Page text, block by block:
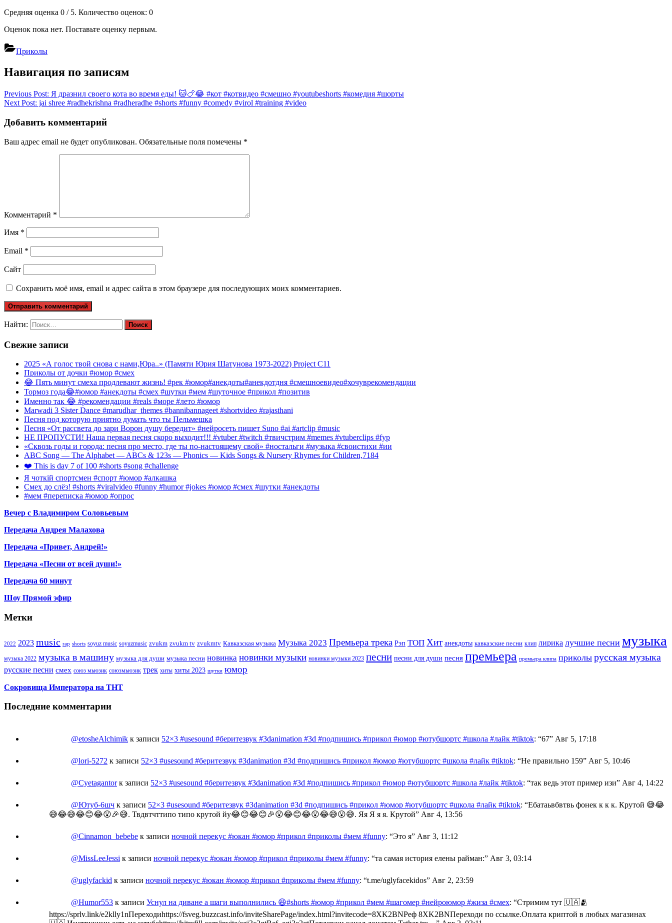
Средняя оценка 0 / 5. Количество оценок: 0
Оценок пока нет. Поставьте оценку первым.
Приколы
Навигация по записям
Previous Post: Я дразнил своего кота во время еды! 🐱🍗😂 #кот #котвидео #смешно #youtubeshorts #комедия #шорты
Next Post: jai shree #radhekrishna #radheradhe #shorts #funny #comedy #virol #training #video
Добавить комментарий
Ваш адрес email не будет опубликован. Обязательные поля помечены *
Комментарий *
Имя *
Email *
Сайт
Сохранить моё имя, email и адрес сайта в этом браузере для последующих моих комментариев.
Найти:
Свежие записи
2025 «А голос твой снова с нами,Юра..» (Памяти Юрия Шатунова 1973-2022) Project C11
Приколы от дочки #юмор #смех
😂 Пять минут смеха продлевают жизнь! #рек #юмор#анекдоты#анекдотдня #смешноевидео#хочуврекомендации
Тормоз года😂#юмор #анекдоты #смех #шутки #мем #шуточное #прикол #позитив
Именно так 😂 #рекомендации #reals #море #лето #юмор
Marwadi 3 Sister Dance #marudhar_themes #bannibannageet #shortvideo #rajasthani
Песня под которую приятно думать что ты Пельмешка
Песня «От рассвета до зари Ворон душу бередит» #нейросеть пишет Suno #ai #artclip #music
НЕ ПРОПУСТИ! Наша первая песня скоро выходит!!! #vtuber #twitch #твичстрим #memes #vtuberclips #fyp
«Сквозь годы и города: песня про место, где ты по-настоящему свой» #ностальги #музыка #своистихи #ии
ABC Song — The Alphabet — ABCs & 123s — Phonics — Kids Songs & Nursery Rhymes for Children,7184
❤️ This is day 7 of 100 #shorts #song #challenge
Я чоткій спортсмен #спорт #юмор #алкашка
Смех до слёз! #shorts #viralvideo #funny #humor #jokes #юмор #смех #шутки #анекдоты
#мем #переписка #юмор #опрос
Вечер с Владимиром Соловьевым
Передача Андрея Малахова
Передача «Привет, Андрей!»
Передача «Песни от всей души!»
Передача 60 минут
Шоу Прямой эфир
Метки
2022 2023 music rap shorts soyuz music soyuzmusic zvukm zvukm tv zvukmtv Кавказская музыка Музыка 2023 Премьера трека Рэп ТОП Хит анекдоты кавказские песни клип лирика лучшие песни музыка
музыка 2022 музыка в машину музыка для души музыка песни новинка новинки музыки новинки музыки 2023 песни песни для души песня премьера премьера клипа приколы русская музыка
русские песни смех союз мьюзик союзмьюзик трек хиты хиты 2023 шутки юмор
Сокровища Императора на ТНТ
Последние комментарии
@etosheAlchimik к записи 52×3 #usesound #беритезвук #3danimation #3d #подпишись #прикол #юмор #ютубшортс #школа #лайк #tiktok: “67” Авг 5, 17:18
@lori-5272 к записи 52×3 #usesound #беритезвук #3danimation #3d #подпишись #прикол #юмор #ютубшортс #школа #лайк #tiktok: “Не правильно 159” Авг 5, 10:46
@Cyetagantorк записи 52×3 #usesound #беритезвук #3danimation #3d #подпишись #прикол #юмор #ютубшортс #школа #лайк #tiktok: “так ведь этот пример изи” Авг 4, 14:22
@Ютуб-6шч к записи 52×3 #usesound #беритезвук #3danimation #3d #подпишись #прикол #юмор #ютубшортс #школа #лайк #tiktok: “Ебатаьвбвтвь фонек к к к. Крутой 😅😂
😅😂😅😂😊😂😮🎉😅. Твдвтчттипо типо крутой йу😂😊😂😊🎉😮😂😊😂😮😂😅😮😅. Яя Я я я. Крутой” Авг 4, 13:56
@Cinnamon_bebebe к записи ночной перекус #юкан #юмор #прикол #приколы #мем #funny: “Это я” Авг 3, 11:12
@MissLeeJessi к записи ночной перекус #юкан #юмор #прикол #приколы #мем #funny: “та самая история елены райман:” Авг 3, 03:14
@uglyfackid к записи ночной перекус #юкан #юмор #прикол #приколы #мем #funny: “t.me/uglyfacekidos” Авг 2, 23:59
@Humor553 к записи Уснул на диване а шаги выполнились 😆#shorts #юмор #прикол #мем #шагомер #нейроюмор #жиза #смех: “Стримим тут 🇺🇦🫂
https://sprlv.link/e2klly1nПереходиhttps://fsveg.buzzcast.info/inviteSharePage/index.html?invitecode=8XK2BNРеф 8XK2BNПереходи по ссылке.Оплата криптой в любых магазинах